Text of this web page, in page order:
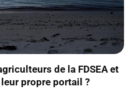
de la FDSEA et
propre portail ?